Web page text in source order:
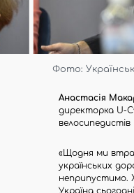
Фото:
Анастасія
директорка U-
велосипедистів
«Щодня ми
українських
неприпустимо.
Україна